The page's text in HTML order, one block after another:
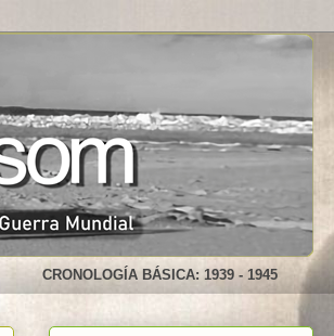
CRONOLOGÍA BÁSICA: 1939 - 1945